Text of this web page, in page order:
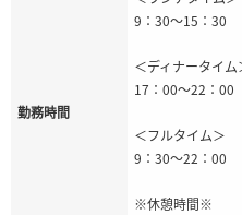
勤務時間
9：30～15：30
＜ディナータイム
17：00～22：00
＜フルタイム＞
9：30～22：00
※休憩時間※